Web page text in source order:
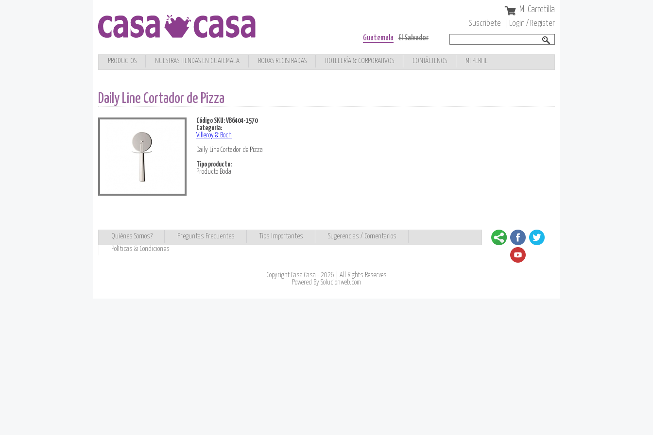
Mi Carretilla
Suscribete
Login / Register
Guatemala
El Salvador
búsqueda
PRODUCTOS NUESTRAS TIENDAS EN GUATEMALA BODAS REGISTRADAS HOTELERÍA & CORPORATIVOS CONTÁCTENOS MI PERFIL
Daily Line Cortador de Pizza
Código SKU:VB6404-1570
Categoria:
Villeroy & Boch
Daily Line Cortador de Pizza
Tipo producto:
Producto Boda
Quiénes Somos? Preguntas Frecuentes Tips Importantes
Sugerencias / Comentarios
Políticas & Condiciones
Copyright Casa Casa - 2026 | All Rights Reserves
Powered By Solucionweb.com